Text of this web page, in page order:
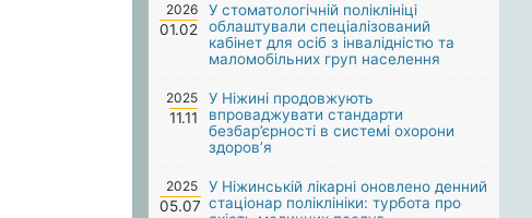
2026
01.02
У стоматологічній поліклініці
облаштували спеціалізований
кабінет для осіб з інвалідністю та
маломобільних груп населення
2025
11.11
У Ніжині продовжують
впроваджувати стандарти
безбар’єрності в системі охорони
здоров’я
2025
05.07
У Ніжинській лікарні оновлено денний
стаціонар поліклініки: турбота про